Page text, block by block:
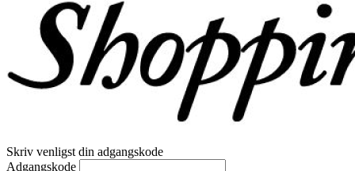
Skriv venligst din adgangskode
Adgangskode